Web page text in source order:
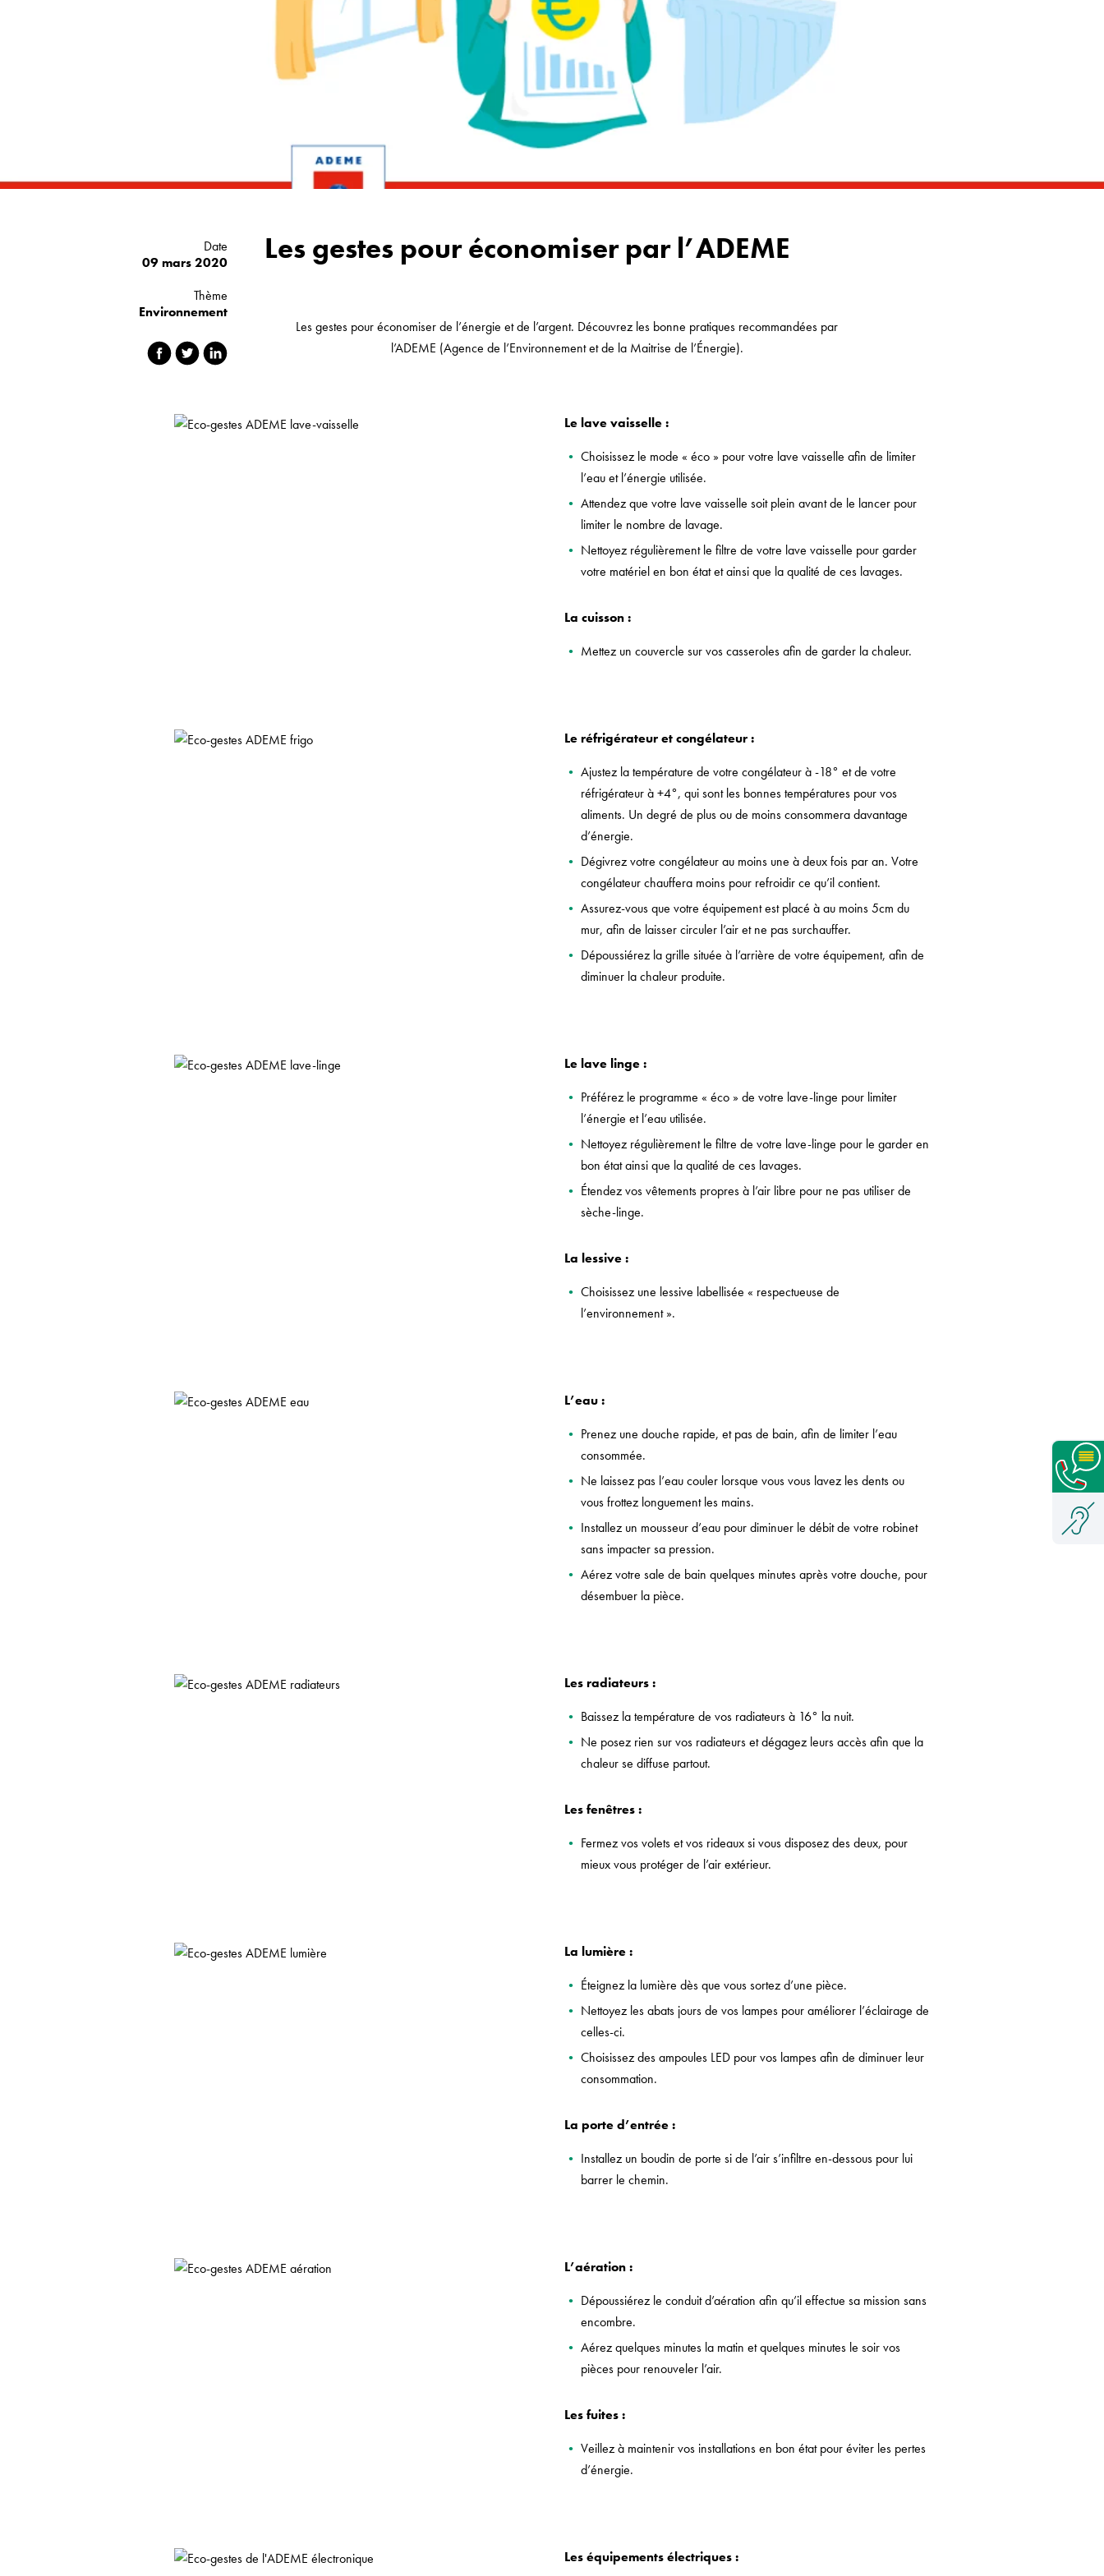
Date
09 mars 2020
Thème
Environnement
Les gestes pour économiser par l’ADEME
Les gestes pour économiser de l’énergie et de l’argent. Découvrez les bonne pratiques recommandées par
l’ADEME (Agence de l’Environnement et de la Maitrise de l’Énergie).
Le lave vaisselle :
Choisissez le mode « éco » pour votre lave vaisselle afin de limiter
l’eau et l’énergie utilisée.
Attendez que votre lave vaisselle soit plein avant de le lancer pour
limiter le nombre de lavage.
Nettoyez régulièrement le filtre de votre lave vaisselle pour garder
votre matériel en bon état et ainsi que la qualité de ces lavages.
La cuisson :
Mettez un couvercle sur vos casseroles afin de garder la chaleur.
Le réfrigérateur et congélateur :
Ajustez la température de votre congélateur à -18° et de votre
réfrigérateur à +4°, qui sont les bonnes températures pour vos
aliments. Un degré de plus ou de moins consommera davantage
d’énergie.
Dégivrez votre congélateur au moins une à deux fois par an. Votre
congélateur chauffera moins pour refroidir ce qu’il contient.
Assurez-vous que votre équipement est placé à au moins 5cm du
mur, afin de laisser circuler l’air et ne pas surchauffer.
Dépoussiérez la grille située à l’arrière de votre équipement, afin de
diminuer la chaleur produite.
Le lave linge :
Préférez le programme « éco » de votre lave-linge pour limiter
l’énergie et l’eau utilisée.
Nettoyez régulièrement le filtre de votre lave-linge pour le garder en
bon état ainsi que la qualité de ces lavages.
Étendez vos vêtements propres à l’air libre pour ne pas utiliser de
sèche-linge.
La lessive :
Choisissez une lessive labellisée « respectueuse de
l’environnement ».
L’eau :
Prenez une douche rapide, et pas de bain, afin de limiter l’eau
consommée.
Ne laissez pas l’eau couler lorsque vous vous lavez les dents ou
vous frottez longuement les mains.
Installez un mousseur d’eau pour diminuer le débit de votre robinet
sans impacter sa pression.
Aérez votre sale de bain quelques minutes après votre douche, pour
désembuer la pièce.
Les radiateurs :
Baissez la température de vos radiateurs à 16° la nuit.
Ne posez rien sur vos radiateurs et dégagez leurs accès afin que la
chaleur se diffuse partout.
Les fenêtres :
Fermez vos volets et vos rideaux si vous disposez des deux, pour
mieux vous protéger de l’air extérieur.
La lumière :
Éteignez la lumière dès que vous sortez d’une pièce.
Nettoyez les abats jours de vos lampes pour améliorer l’éclairage de
celles-ci.
Choisissez des ampoules LED pour vos lampes afin de diminuer leur
consommation.
La porte d’entrée :
Installez un boudin de porte si de l’air s’infiltre en-dessous pour lui
barrer le chemin.
L’aération :
Dépoussiérez le conduit d’aération afin qu’il effectue sa mission sans
encombre.
Aérez quelques minutes la matin et quelques minutes le soir vos
pièces pour renouveler l’air.
Les fuites :
Veillez à maintenir vos installations en bon état pour éviter les pertes
d’énergie.
Les équipements électriques :